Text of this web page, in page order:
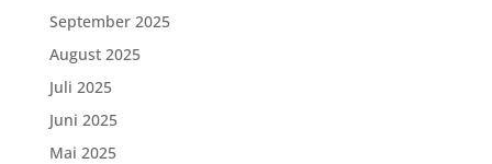
September 2025
August 2025
Juli 2025
Juni 2025
Mai 2025